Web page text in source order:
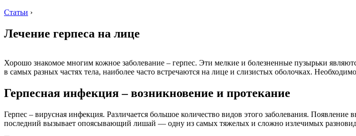
Статьи ›
Лечение герпеса на лице
Хорошо знакомое многим кожное заболевание – герпес. Эти мелкие и болезненные пузырьки
в самых разных частях тела, наиболее часто встречаются на лице и слизистых оболочках.
Герпесная инфекция – возникновение и протекание
Герпес – вирусная инфекция. Различается большое количество видов этого заболевания.
последний вызывает опоясывающий лишай — одну из самых тяжелых и сложно излечимых